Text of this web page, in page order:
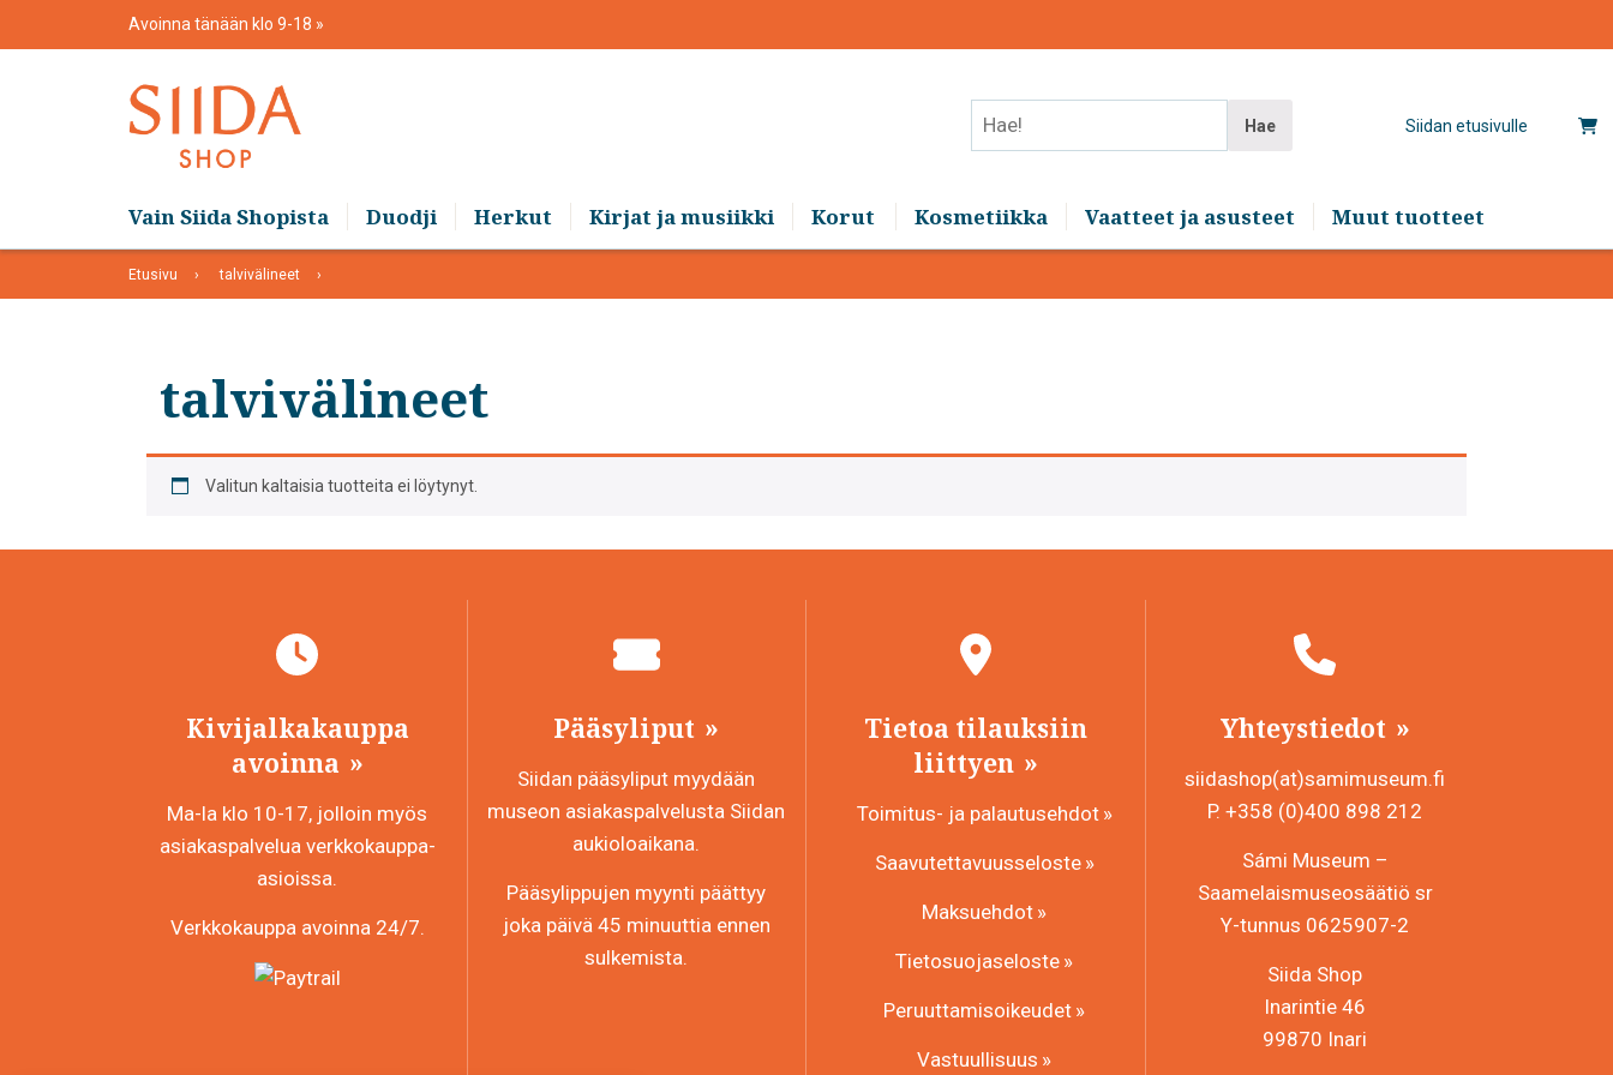
Avoinna tänään klo 9-18
Siidan etusivulle
Hae
Vain Siida Shopista Duodji Herkut Kirjat ja musiikki Korut Kosmetiikka Vaatteet ja asusteet Muut tuotteet
Etusivu talvivälineet
talvivälineet
Valitun kaltaisia tuotteita ei löytynyt.
Kivijalkakauppa
avoinna
Ma-la klo 10-17, jolloin myös
asiakaspalvelua verkkokauppa-
asioissa.
Verkkokauppa avoinna 24/7.
Pääsyliput
Siidan pääsyliput myydään
museon asiakaspalvelusta Siidan
aukioloaikana.
Pääsylippujen myynti päättyy
joka päivä 45 minuuttia ennen
sulkemista.
Tietoa tilauksiin
liittyen
Toimitus- ja palautusehdot
Saavutettavuusseloste
Maksuehdot
Tietosuojaseloste
Peruuttamisoikeudet
Vastuullisuus
Yhteystiedot
siidashop(at)samimuseum.fi
P. +358 (0)400 898 212
Sámi Museum –
Saamelaismuseosäätiö sr
Y-tunnus 0625907-2
Siida Shop
Inarintie 46
99870 Inari